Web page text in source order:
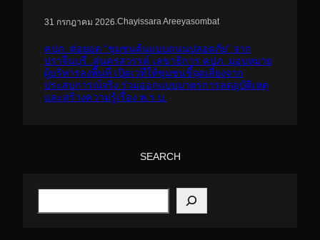
31 กรกฎาคม 2026.Chayissara Areeyasombat
คปภ. ต่อยอด “ชุมชนต้นแบบถนนปลอดภัย” จาก
ปราจีนบุรี..สู่นครสวรรค์ เลขาธิการ คปภ. มอบหมาย
ผู้บริหารลงพื้นที่ เปิดเวทีให้ชุมชนชี้จุดเสี่ยงจาก
ประสบการณ์จริง ร่วมออกแบบมาตรการลดอุบัติเหตุ
และสร้างความรู้เรื่อง พ.ร.บ.
SEARCH
S
a